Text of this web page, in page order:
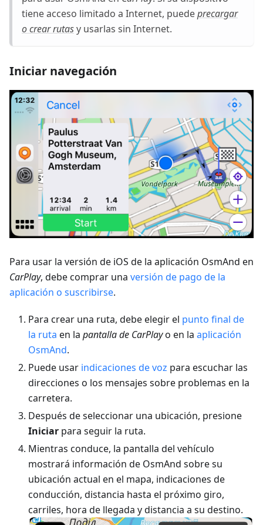
tiene acceso limitado a Internet, puedeprecargar
o crear rutasy usarlas sin Internet.
Iniciar navegación
Para usar la versión de iOS de la aplicación OsmAnd en
CarPlay, debe comprar una versión de pago de la
aplicación o suscribirse.
Para crear una ruta, debe elegir el punto final de
la ruta en la pantalla de CarPlayo en la aplicación
OsmAnd.
Puede usar indicaciones de voz para escuchar las
direcciones o los mensajes sobre problemas en la
carretera.
Después de seleccionar una ubicación, presione
Iniciar para seguir la ruta.
Mientras conduce, la pantalla del vehículo
mostrará información de OsmAnd sobre su
ubicación actual en el mapa, indicaciones de
conducción, distancia hasta el próximo giro,
carriles, hora de llegada y distancia a su destino.